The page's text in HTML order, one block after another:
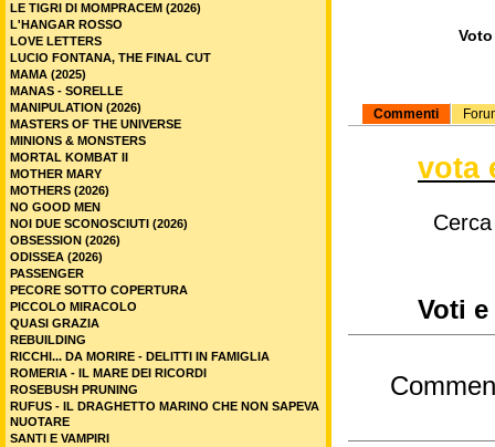
Commenti
vota
Voti
LE TIGRI DI MOMPRACEM (2026)
L'HANGAR ROSSO
LOVE LETTERS
LUCIO FONTANA, THE FINAL CUT
MAMA (2025)
MANAS - SORELLE
MANIPULATION (2026)
MASTERS OF THE UNIVERSE
MINIONS & MONSTERS
MORTAL KOMBAT II
MOTHER MARY
MOTHERS (2026)
NO GOOD MEN
NOI DUE SCONOSCIUTI (2026)
OBSESSION (2026)
ODISSEA (2026)
PASSENGER
PECORE SOTTO COPERTURA
PICCOLO MIRACOLO
QUASI GRAZIA
REBUILDING
RICCHI... DA MORIRE - DELITTI IN FAMIGLIA
ROMERIA - IL MARE DEI RICORDI
ROSEBUSH PRUNING
RUFUS - IL DRAGHETTO MARINO CHE NON SAPEVA
NUOTARE
SANTI E VAMPIRI